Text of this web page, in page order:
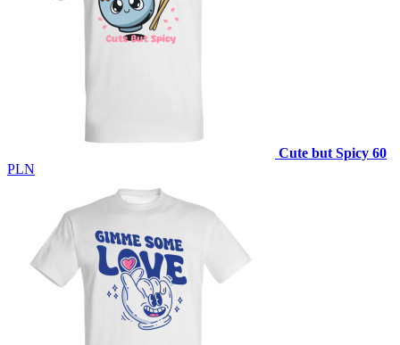
Cute but Spicy 60
PLN